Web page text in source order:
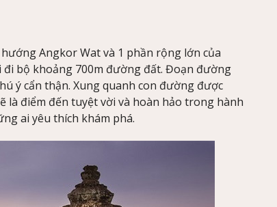
Angkor Wat và 1 phần rộng lớn của
đi bộ khoảng 700m đường đất. Đoạn đường
ý cẩn thận. Xung quanh con đường được
là điểm đến tuyệt vời và hoàn hảo trong hành
ai yêu thích khám phá.